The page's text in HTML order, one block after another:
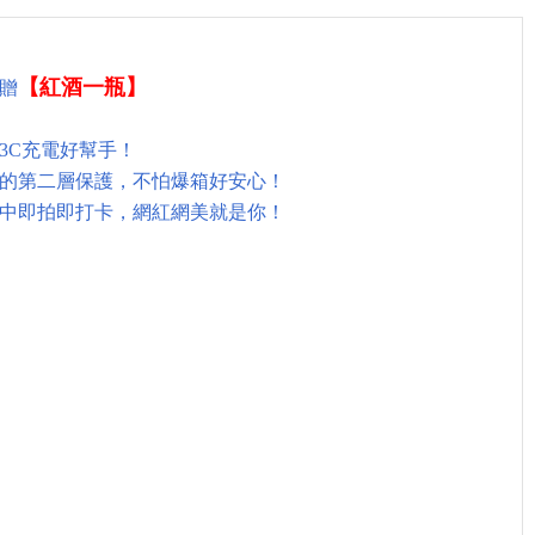
【紅酒一瓶】
充電好幫手！
第二層保護，不怕爆箱好安心！
即拍即打卡，網紅網美就是你！